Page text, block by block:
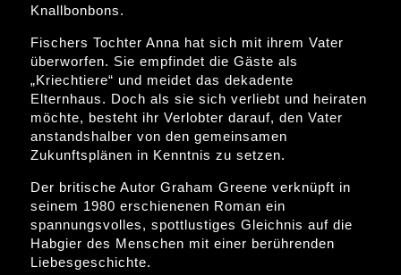
Knallbonbons.
Fischers Tochter Anna hat sich mit ihrem Vater
überworfen. Sie empfindet die Gäste als
„Kriechtiere“ und meidet das dekadente
Elternhaus. Doch als sie sich verliebt und heiraten
möchte, besteht ihr Verlobter darauf, den Vater
anstandshalber von den gemeinsamen
Zukunftsplänen in Kenntnis zu setzen.
Der britische Autor Graham Greene verknüpft in
seinem 1980 erschienenen Roman ein
spannungsvolles, spottlustiges Gleichnis auf die
Habgier des Menschen mit einer berührenden
Liebesgeschichte.